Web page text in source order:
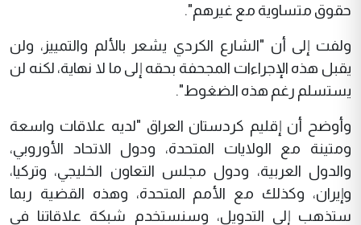
حقوق متساوية مع غيرهم".
ولفت إلى أن "الشارع الكردي يشعر بالألم والتمييز، ولن
يقبل هذه الإجراءات المجحفة بحقه إلى ما لا نهاية، لكنه لن
يستسلم رغم هذه الضغوط".
وأوضح أن إقليم كردستان العراق "لديه علاقات واسعة
ومتينة مع الولايات المتحدة، ودول الاتحاد الأوروبي،
والدول العربية، ودول مجلس التعاون الخليجي، وتركيا،
وإيران، وكذلك مع الأمم المتحدة، وهذه القضية ربما
ستذهب إلى التدويل، وسنستخدم شبكة علاقاتنا في